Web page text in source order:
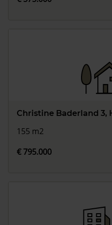
Christine Baderland 3,
155 m2
€ 795.000